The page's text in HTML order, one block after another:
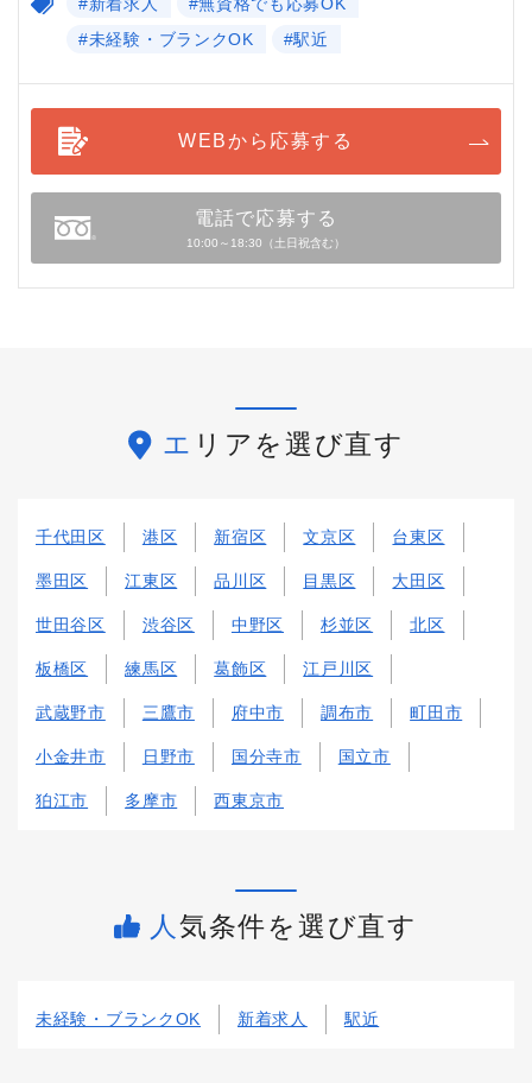
#未経験・ブランクOK
#駅近
WEBから応募する
電話で応募する
10:00～18:30（土日祝含む）
エリアを選び直す
千代田区 港区 新宿区 文京区 台東区
墨田区 江東区 品川区 目黒区 大田区
世田谷区 渋谷区 中野区 杉並区 北区
板橋区 練馬区 葛飾区 江戸川区
武蔵野市 三鷹市 府中市 調布市 町田市
小金井市 日野市 国分寺市 国立市
狛江市 多摩市 西東京市
人気条件を選び直す
未経験・ブランクOK 新着求人 駅近